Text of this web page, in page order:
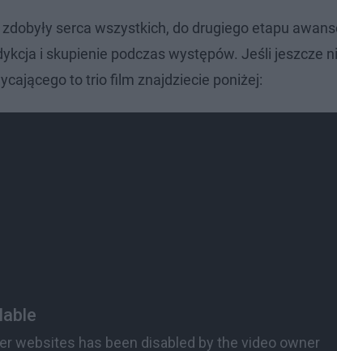
serca wszystkich, do drugiego etapu
i skupienie podczas występów. Jeśli jeszcze
to trio film znajdziecie poniżej: